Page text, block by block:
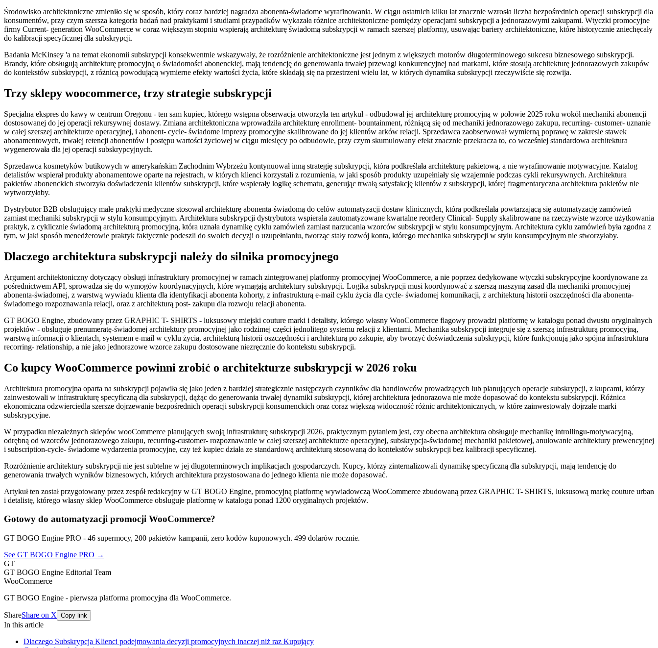
Środowisko architektoniczne zmieniło się w sposób, który coraz bardziej nagradza abonenta-świadome wyrafinowania. W ciągu ostatnich kilku lat znacznie wzrosła liczba bezpośrednich operacji subskrypcji dla
konsumentów, przy czym szersza kategoria badań nad praktykami i studiami przypadków wykazała różnice architektoniczne pomiędzy operacjami subskrypcji a jednorazowymi zakupami. Wtyczki promocyjne
firmy Current- generation WooCommerce w coraz większym stopniu wspierają architekturę świadomą subskrypcji w ramach szerszej platformy, usuwając bariery architektoniczne, które historycznie zniechęcały
do kalibracji specyficznej dla subskrypcji.
Badania McKinsey 'a na temat ekonomii subskrypcji konsekwentnie wskazywały, że rozróżnienie architektoniczne jest jednym z większych motorów długoterminowego sukcesu biznesowego subskrypcji.
Brandy, które obsługują architekturę promocyjną o świadomości abonenckiej, mają tendencję do generowania trwałej przewagi konkurencyjnej nad markami, które stosują architekturę jednorazowych zakupów
do kontekstów subskrypcji, z różnicą powodującą wymierne efekty wartości życia, które składają się na przestrzeni wielu lat, w których dynamika subskrypcji rzeczywiście się rozwija.
Trzy sklepy woocommerce, trzy strategie subskrypcji
Specjalna ekspres do kawy w centrum Oregonu - ten sam kupiec, którego wstępna obserwacja otworzyła ten artykuł - odbudował jej architekturę promocyjną w połowie 2025 roku wokół mechaniki abonencji
dostosowanej do jej operacji rekursywnej dostawy. Zmiana architektoniczna wprowadziła architekturę enrollment- bountainment, różniącą się od mechaniki jednorazowego zakupu, recurring- customer- uznanie
w całej szerszej architekturze operacyjnej, i abonent- cycle- świadome imprezy promocyjne skalibrowane do jej klientów arków relacji. Sprzedawca zaobserwował wymierną poprawę w zakresie stawek
abonamentowych, trwałej retencji abonentów i postępu wartości życiowej w ciągu miesięcy po odbudowie, przy czym skumulowany efekt znacznie przekracza to, co wcześniej standardowa architektura
wygenerowała dla jej operacji subskrypcyjnych.
Sprzedawca kosmetyków butikowych w amerykańskim Zachodnim Wybrzeżu kontynuował inną strategię subskrypcji, która podkreślała architekturę pakietową, a nie wyrafinowanie motywacyjne. Katalog
detalistów wspierał produkty abonamentowe oparte na rejestrach, w których klienci korzystali z rozumienia, w jaki sposób produkty uzupełniały się wzajemnie podczas cykli rekursywnych. Architektura
pakietów abonenckich stworzyła doświadczenia klientów subskrypcji, które wspierały logikę schematu, generując trwałą satysfakcję klientów z subskrypcji, której fragmentaryczna architektura pakietów nie
wytworzyłaby.
Dystrybutor B2B obsługujący małe praktyki medyczne stosował architekturę abonenta-świadomą do celów automatyzacji dostaw klinicznych, która podkreślała powtarzającą się automatyzację zamówień
zamiast mechaniki subskrypcji w stylu konsumpcyjnym. Architektura subskrypcji dystrybutora wspierała zautomatyzowane kwartalne reordery Clinical- Supply skalibrowane na rzeczywiste wzorce użytkowania
praktyk, z cyklicznie świadomą architekturą promocyjną, która uznała dynamikę cyklu zamówień zamiast narzucania wzorców subskrypcji w stylu konsumpcyjnym. Architektura cyklu zamówień była zgodna z
tym, w jaki sposób menedżerowie praktyk faktycznie podeszli do swoich decyzji o uzupełnianiu, tworząc stały rozwój konta, którego mechanika subskrypcji w stylu konsumpcyjnym nie stworzyłaby.
Dlaczego architektura subskrypcji należy do silnika promocyjnego
Argument architektoniczny dotyczący obsługi infrastruktury promocyjnej w ramach zintegrowanej platformy promocyjnej WooCommerce, a nie poprzez dedykowane wtyczki subskrypcyjne koordynowane za
pośrednictwem API, sprowadza się do wymogów koordynacyjnych, które wymagają architektury subskrypcji. Logika subskrypcji musi koordynować z szerszą maszyną zasad dla mechaniki promocyjnej
abonenta-świadomej, z warstwą wywiadu klienta dla identyfikacji abonenta kohorty, z infrastrukturą e-mail cyklu życia dla cycle- świadomej komunikacji, z architekturą historii oszczędności dla abonenta-
świadomego rozpoznawania relacji, oraz z architekturą post- zakupu dla rozwoju relacji abonenta.
GT BOGO Engine, zbudowany przez GRAPHIC T- SHIRTS - luksusowy miejski couture marki i detalisty, którego własny WooCommerce flagowy prowadzi platformę w katalogu ponad dwustu oryginalnych
projektów - obsługuje prenumeratę-świadomej architektury promocyjnej jako rodzimej części jednolitego systemu relacji z klientami. Mechanika subskrypcji integruje się z szerszą infrastrukturą promocyjną,
warstwą informacji o klientach, systemem e-mail w cyklu życia, architekturą historii oszczędności i architekturą po zakupie, aby tworzyć doświadczenia subskrypcji, które funkcjonują jako spójna infrastruktura
recorring- relationship, a nie jako jednorazowe wzorce zakupu dostosowane niezręcznie do kontekstu subskrypcji.
Co kupcy WooCommerce powinni zrobić o architekturze subskrypcji w 2026 roku
Architektura promocyjna oparta na subskrypcji pojawiła się jako jeden z bardziej strategicznie następczych czynników dla handlowców prowadzących lub planujących operacje subskrypcji, z kupcami, którzy
zainwestowali w infrastrukturę specyficzną dla subskrypcji, dążąc do generowania trwałej dynamiki subskrypcji, której architektura jednorazowa nie może dopasować do kontekstu subskrypcji. Różnica
ekonomiczna odzwierciedla szersze dojrzewanie bezpośrednich operacji subskrypcji konsumenckich oraz coraz większą widoczność różnic architektonicznych, w które zainwestowały dojrzałe marki
subskrypcyjne.
W przypadku niezależnych sklepów wooCommerce planujących swoją infrastrukturę subskrypcji 2026, praktycznym pytaniem jest, czy obecna architektura obsługuje mechanikę introllingu-motywacyjną,
odrębną od wzorców jednorazowego zakupu, recurring-customer- rozpoznawanie w całej szerszej architekturze operacyjnej, subskrypcja-świadomej mechaniki pakietowej, anulowanie architektury prewencyjnej
i subscription-cycle- świadome wydarzenia promocyjne, czy też kupiec działa ze standardową architekturą stosowaną do kontekstów subskrypcji bez kalibracji specyficznej.
Rozróżnienie architektury subskrypcji nie jest subtelne w jej długoterminowych implikacjach gospodarczych. Kupcy, którzy zinternalizowali dynamikę specyficzną dla subskrypcji, mają tendencję do
generowania trwałych wyników biznesowych, których architektura przystosowana do jednego klienta nie może dopasować.
Artykuł ten został przygotowany przez zespół redakcyjny w GT BOGO Engine, promocyjną platformę wywiadowczą WooCommerce zbudowaną przez GRAPHIC T- SHIRTS, luksusową markę couture urban
i detalistę, którego własny sklep WooCommerce obsługuje platformę w katalogu ponad 1200 oryginalnych projektów.
Gotowy do automatyzacji promocji WooCommerce?
GT BOGO Engine PRO - 46 supermocy, 200 pakietów kampanii, zero kodów kuponowych. 499 dolarów rocznie.
See GT BOGO Engine PRO →
GT
GT BOGO Engine Editorial Team
WooCommerce
GT BOGO Engine - pierwsza platforma promocyjna dla WooCommerce.
ShareShare on X Copy link
In this article
Dlaczego Subskrypcja Klienci podejmowania decyzji promocyjnych inaczej niż raz Kupujący